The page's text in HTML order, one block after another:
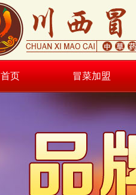
首页 冒菜加盟